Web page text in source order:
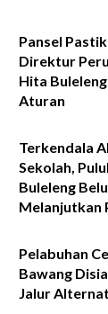
Pansel
Direktur
Hita
Aturan
Terkendala
Sekolah,
Buleleng
Melanjutkan
Pelabuhan
Bawang
Jalur